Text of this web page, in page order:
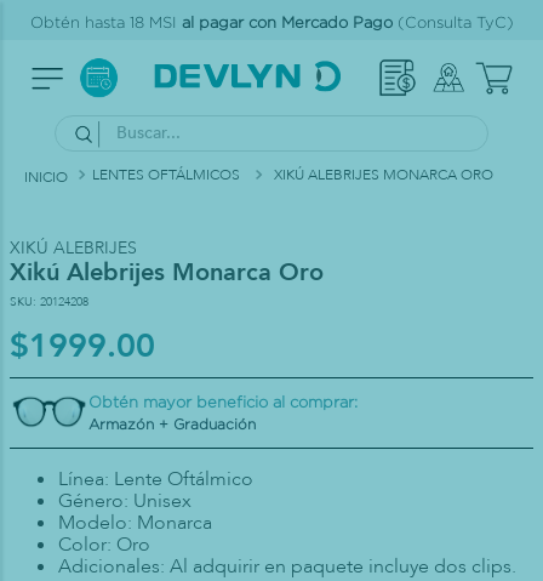
Obtén hasta 18 MSI al pagar con Mercado Pago(Consulta TyC)
Buscar...
LENTES OFTÁLMICOS XIKÚ ALEBRIJES MONARCA ORO
XIKÚ ALEBRIJES
Xikú Alebrijes Monarca Oro
SKU: 20124208
$1999.00
Obtén mayor beneficio al comprar:
Armazón + Graduación
Línea: Lente Oftálmico
Género: Unisex
Modelo: Monarca
Color: Oro
Adicionales: Al adquirir en paquete incluye dos clips.